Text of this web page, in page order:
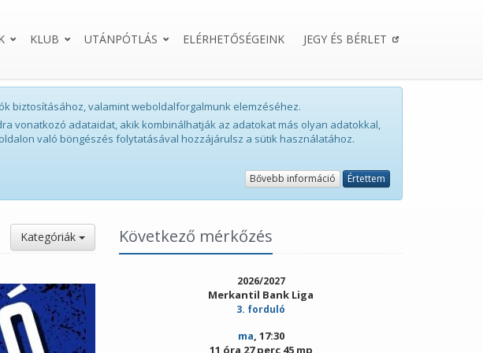
KLUB UTÁNPÓTLÁS ELÉRHETŐSÉGEINK JEGY ÉS BÉRLET
biztosításához, valamint weboldalforgalmunk elemzéséhez.
vonatkozó adataidat, akik kombinálhatják az adatokat más olyan adatokkal,
való böngészés folytatásával hozzájárulsz a sütik használatához.
Bővebb információ Értettem
Kategóriák Következő mérkőzés
2026/2027
Merkantil Bank Liga
3. forduló
ma, 17:30
11 óra 27 perc 44 mp